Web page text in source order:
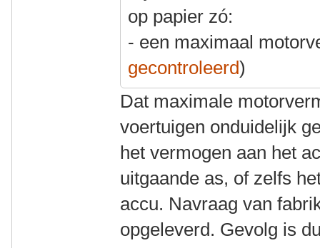
op papier zó:
- een maximaal
gecontroleerd)
Dat maximale
voertuigen onduidelijk
het vermogen aan het
uitgaande as, of zelfs
accu. Navraag van
opgeleverd. Gevolg is